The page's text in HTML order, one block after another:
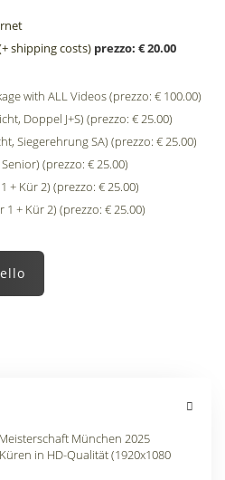
shipping costs) prezzo: € 20.00
with ALL Videos (prezzo: € 100.00)
Doppel J+S) (prezzo: € 25.00)
Siegerehrung SA) (prezzo: € 25.00)
(prezzo: € 25.00)
+ Kür 2) (prezzo: € 25.00)
+ Kür 2) (prezzo: € 25.00)
München 2025
in HD-Qualität (1920x1080